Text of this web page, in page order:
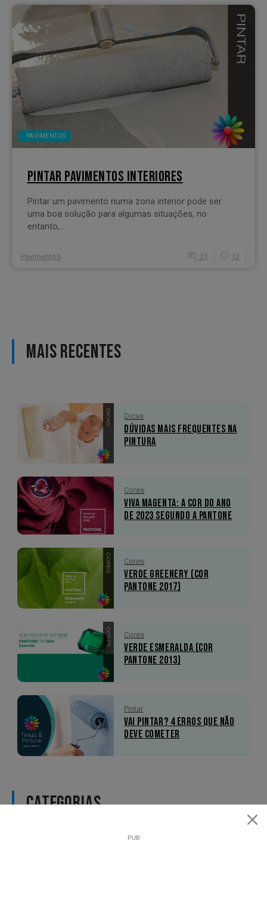
PAVIMENTOS
PINTAR PAVIMENTOS INTERIORES
Pintar um pavimento numa zona interior pode ser
uma boa solução para algumas situações, no
entanto,...
Pavimentos 21 12
MAIS RECENTES
Dicas
Dúvidas mais Frequentes na
Pintura
Cores
Viva Magenta: A Cor do Ano
de 2023 segundo a Pantone
Cores
Verde Greenery (Cor
Pantone 2017)
Cores
Verde Esmeralda (Cor
Pantone 2013)
Pintar
Vai pintar? 4 erros que não
deve cometer
CATEGORIAS